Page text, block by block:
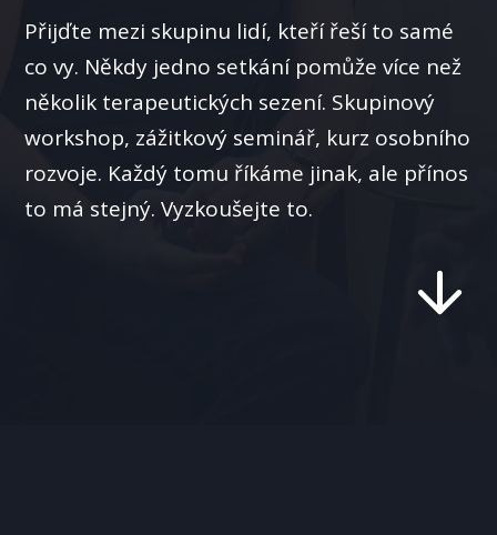
Přijďte mezi skupinu lidí, kteří řeší to samé
co vy. Někdy jedno setkání pomůže více než
několik terapeutických sezení. Skupinový
workshop, zážitkový seminář, kurz osobního
rozvoje. Každý tomu říkáme jinak, ale přínos
to má stejný. Vyzkoušejte to.